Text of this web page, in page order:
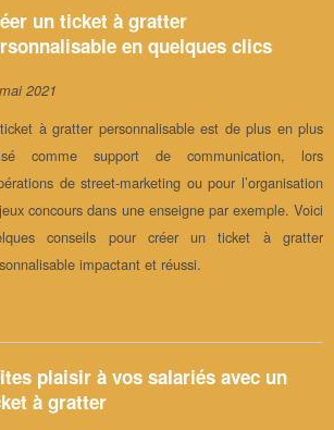
un ticket à gratter
en quelques clics
2021
à gratter personnalisable est de plus en plus
comme support de communication, lors
de street-marketing ou pour l’organisation
concours dans une enseigne par exemple. Voici
conseils pour créer un ticket à gratter
impactant et réussi.
plaisir à vos salariés avec un
à gratter